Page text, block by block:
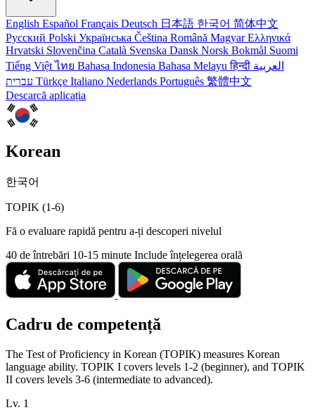
English Español Français Deutsch 日本語 한국어 简体中文
Русский Polski Українська Čeština Română MagyarΕλληνικά
Hrvatski Slovenčina Català Svenska Dansk Norsk Bokmål Suomi
Tiếng Việtไทย Bahasa Indonesia Bahasa Melayuहिन्दी العربية
Türkçe Italiano Nederlands Português 繁體中文
Descarcă aplicația
Korean
한국어
TOPIK (1-6)
Fă o evaluare rapidă pentru a-ți descoperi nivelul
40 de întrebări 10-15 minute Include înțelegerea orală
Cadru de competență
The Test of Proficiency in Korean (TOPIK) measures Korean
language ability. TOPIK I covers levels 1-2 (beginner), and TOPIK
II covers levels 3-6 (intermediate to advanced).
Lv. 1